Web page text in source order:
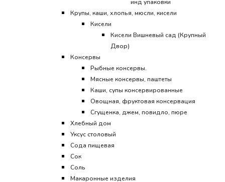
инд упаковки
Крупы, каши, хлопья, мюсли, кисели
Кисели
Кисели Вишневый сад (Крупный
Двор)
Консервы
Рыбные консервы.
Мясные консервы, паштеты
Каши, супы консервированные
Овощная, фруктовая консервация
Сгущенка, джем, повидло, пюре
Хлебный дом
Уксус столовый
Сода пищевая
Сок
Соль
Макаронные изделия